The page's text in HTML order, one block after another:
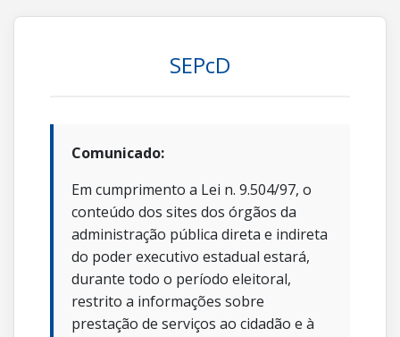
SEPcD
Comunicado:
Em cumprimento a Lei n. 9.504/97, o
conteúdo dos sites dos órgãos da
administração pública direta e indireta
do poder executivo estadual estará,
durante todo o período eleitoral,
restrito a informações sobre
prestação de serviços ao cidadão e à